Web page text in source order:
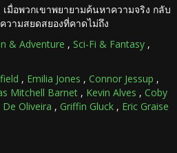
มื่อพวกเขาพยายามค้นหาความจริง กลับ
วามสยดสยองที่คาดไม่ถึง
& Adventure , Sci-Fi & Fantasy ,
, Emilia Jones , Connor Jessup ,
Mitchell Barnet , Kevin Alves , Coby
De Oliveira , Griffin Gluck , Eric Graise